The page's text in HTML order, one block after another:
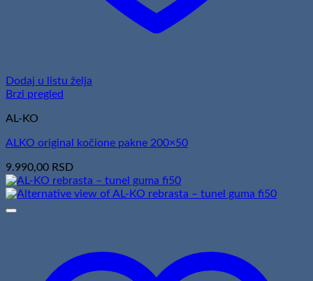
Dodaj u listu želja
Brzi pregled
AL-KO
ALKO original kočione pakne 200×50
9.990,00 RSD